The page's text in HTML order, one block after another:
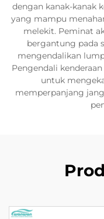
dengan kanak-kanak
yang mampu
melekit. Peminat
bergantung pada
mengendalikan
Pengendali
untuk
memperpanjang